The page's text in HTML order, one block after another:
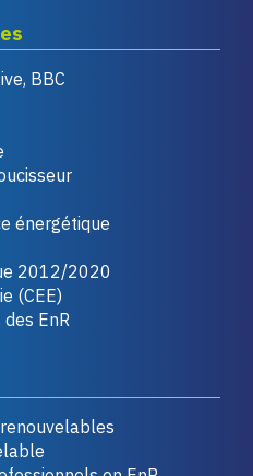
BBC
énergétique
2012/2020
(CEE)
EnR